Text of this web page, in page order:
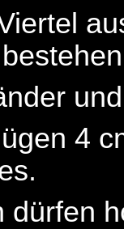
4
dürfen